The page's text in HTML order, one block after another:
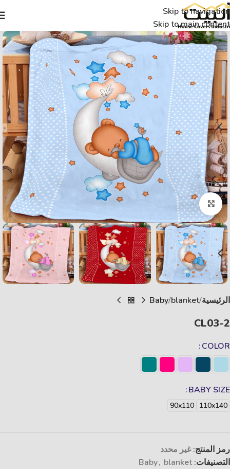
Skip to navigation
Skip to main content
Click to enlarge
الرئيسية blanket
Baby
CL03-2
COLOR
BABY SIZE
110x140
90x110
رمز المنتج:غير محدد
التصنيفات:
Baby, blanket